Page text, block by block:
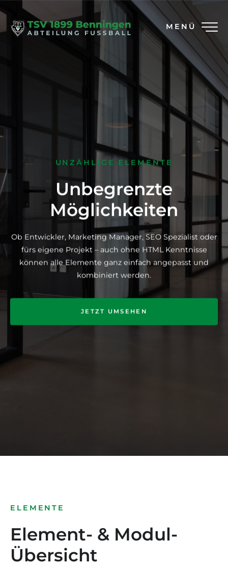
MENÜ
UNZÄHLIGE ELEMENTE
Unbegrenzte
Möglichkeiten
Ob Entwickler, Marketing Manager, SEO Spezialist oder
fürs eigene Projekt – auch ohne HTML Kenntnisse
können alle Elemente ganz einfach angepasst und
kombiniert werden.
JETZT UMSEHEN
ELEMENTE
Element- & Modul-
Übersicht